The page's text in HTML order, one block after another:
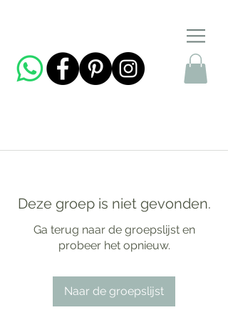
Deze groep is niet gevonden.
Ga terug naar de groepslijst en
probeer het opnieuw.
Naar de groepslijst